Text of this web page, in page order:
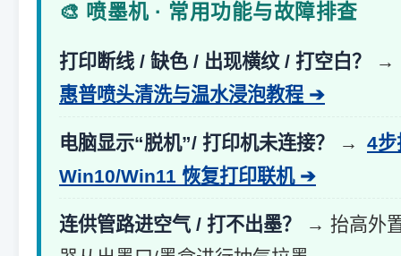
🎨 喷墨机 · 常用功能与故障排查
打印断线 / 缺色 / 出现横纹 / 打空白？
→
惠普喷头清洗与温水浸泡教程 ➔
电脑显示“脱机”/ 打印机未连接？ →
4步
Win10/Win11 恢复打印联机 ➔
连供管路进空气 / 打不出墨？
→ 抬高外